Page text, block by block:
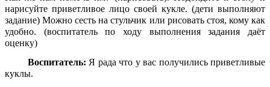
нарисуйте приветливое лицо своей кукле. (дети выполняют
задание) Можно сесть на стульчик или рисовать стоя, кому как
удобно. (воспитатель по ходу выполнения задания даёт
оценку)
Воспитатель: Я рада что у вас получились приветливые
куклы.